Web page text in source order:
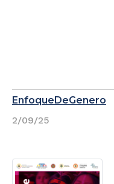
EnfoqueDeGenero
2/09/25